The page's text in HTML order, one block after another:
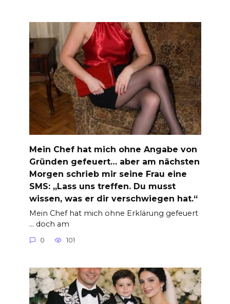
Mein Chef hat mich ohne Angabe von
Gründen gefeuert… aber am nächsten
Morgen schrieb mir seine Frau eine
SMS: „Lass uns treffen. Du musst
wissen, was er dir verschwiegen hat.“
Mein Chef hat mich ohne Erklärung gefeuert
… doch am
0 101